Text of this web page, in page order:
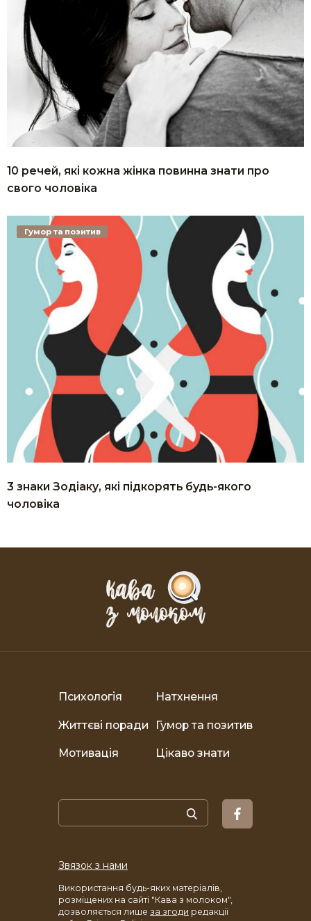
10 речей, які кожна жінка повинна знати про
свого чоловіка
3 знаки Зодіаку, які підкорять будь-якого
чоловіка
Гумор та позитив
Психологія Натхнення
Життєві поради Гумор та позитив
Мотивація Цікаво знати
Звязок з нами
Використання будь-яких матеріалів,
розміщених на сайті "Кава з молоком",
дозволяється лише за згоди редакції